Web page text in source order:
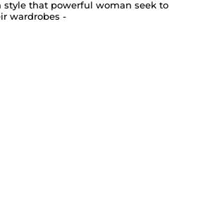
style that powerful woman seek to
wardrobes -